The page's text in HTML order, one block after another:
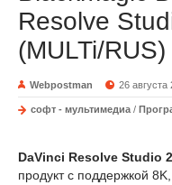
Resolve
(MULTi/RUS)
Webpostman 26 августа
софт - мультимедиа /
DaVinci Resolve Studio
продукт с поддержкой